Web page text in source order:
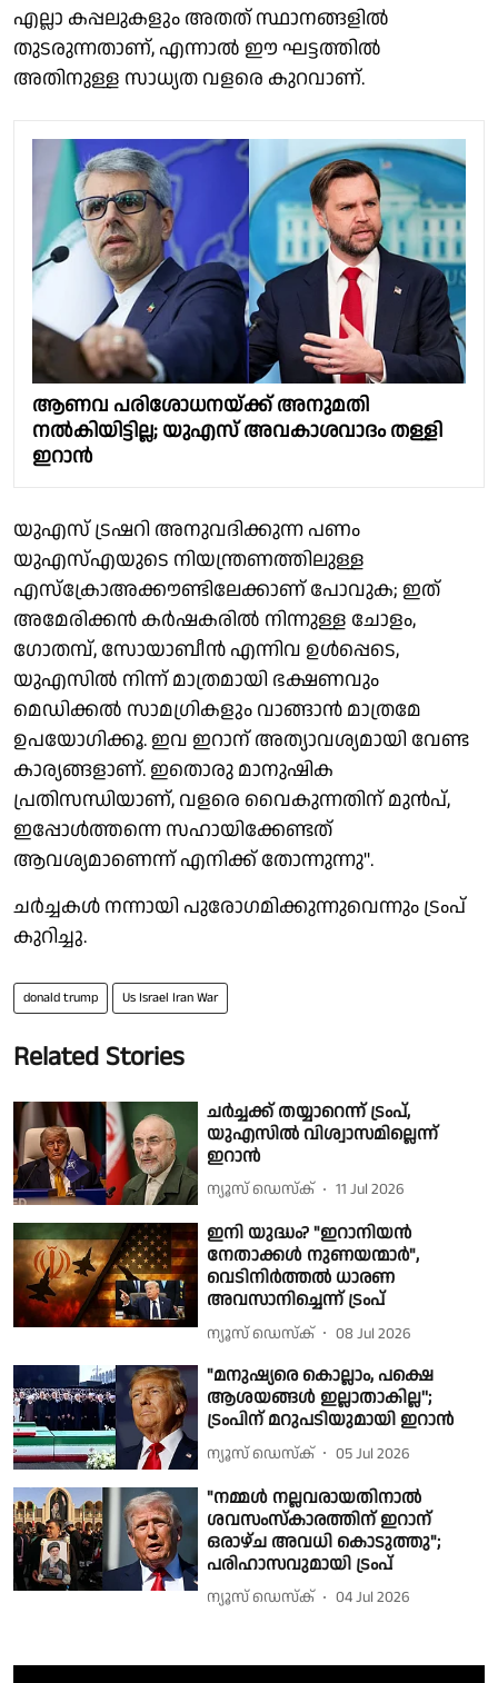
എല്ലാ കപ്പലുകളും അതത് സ്ഥാനങ്ങളില്‍
തുടരുന്നതാണ്, എന്നാല്‍ ഈ ഘട്ടത്തില്‍
അതിനുള്ള സാധ്യത വളരെ കുറവാണ്.
ആണവ പരിശോധനയ്ക്ക് അനുമതി
നൽകിയിട്ടില്ല; യുഎസ് അവകാശവാദം തള്ളി
ഇറാൻ
യുഎസ് ട്രഷറി അനുവദിക്കുന്ന പണം
യുഎസ്എയുടെ നിയന്ത്രണത്തിലുള്ള
എസ്‌ക്രോഅക്കൗണ്ടിലേക്കാണ് പോവുക; ഇത്
അമേരിക്കന്‍ കര്‍ഷകരില്‍ നിന്നുള്ള ചോളം,
ഗോതമ്പ്, സോയാബീന്‍ എന്നിവ ഉള്‍പ്പെടെ,
യുഎസില്‍ നിന്ന് മാത്രമായി ഭക്ഷണവും
മെഡിക്കല്‍ സാമഗ്രികളും വാങ്ങാന്‍ മാത്രമേ
ഉപയോഗിക്കൂ. ഇവ ഇറാന് അത്യാവശ്യമായി വേണ്ട
കാര്യങ്ങളാണ്. ഇതൊരു മാനുഷിക
പ്രതിസന്ധിയാണ്, വളരെ വൈകുന്നതിന് മുന്‍പ്,
ഇപ്പോള്‍ത്തന്നെ സഹായിക്കേണ്ടത്
ആവശ്യമാണെന്ന് എനിക്ക് തോന്നുന്നു".
ചര്‍ച്ചകള്‍ നന്നായി പുരോഗമിക്കുന്നുവെന്നും ട്രംപ്
കുറിച്ചു.
donald trump Us Israel Iran War
Related Stories
ചർച്ചക്ക് തയ്യാറെന്ന് ട്രംപ്,
യുഎസിൽ വിശ്വാസമില്ലെന്ന്
ഇറാൻ
ന്യൂസ് ഡെസ്ക് 11 Jul 2026
ഇനി യുദ്ധം? "ഇറാനിയൻ
നേതാക്കൾ നുണയന്മാർ",
വെടിനിർത്തൽ ധാരണ
അവസാനിച്ചെന്ന് ട്രംപ്
ന്യൂസ് ഡെസ്ക് 08 Jul 2026
"മനുഷ്യരെ കൊല്ലാം, പക്ഷെ
ആശയങ്ങള്‍ ഇല്ലാതാകില്ല'';
ട്രംപിന് മറുപടിയുമായി ഇറാന്‍
ന്യൂസ് ഡെസ്ക് 05 Jul 2026
"നമ്മൾ നല്ലവരായതിനാൽ
ശവസംസ്‌കാരത്തിന് ഇറാന്
ഒരാഴ്ച അവധി കൊടുത്തു";
പരിഹാസവുമായി ട്രംപ്
ന്യൂസ് ഡെസ്ക് 04 Jul 2026